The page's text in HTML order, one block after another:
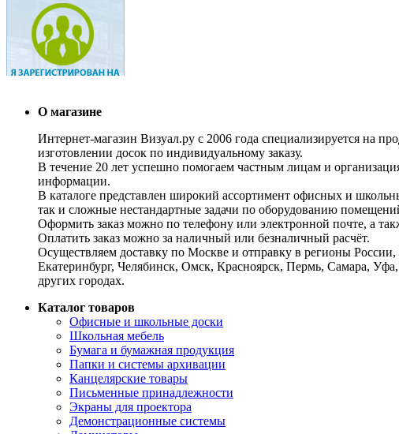
О магазине
Интернет-магазин Визуал.ру с 2006 года специализируется на
изготовлении досок по индивидуальному заказу.
В течение 20 лет успешно помогаем частным лицам и
информации.
В каталоге представлен широкий ассортимент офисных и
так и сложные нестандартные задачи по оборудованию
Оформить заказ можно по телефону или электронной почте, а
Оплатить заказ можно за наличный или безналичный расчёт.
Осуществляем доставку по Москве и отправку в регионы
Екатеринбург, Челябинск, Омск, Красноярск, Пермь, Самара,
других городах.
Каталог товаров
Офисные и школьные доски
Школьная мебель
Бумага и бумажная продукция
Папки и системы архивации
Канцелярские товары
Письменные принадлежности
Экраны для проектора
Демонстрационные системы